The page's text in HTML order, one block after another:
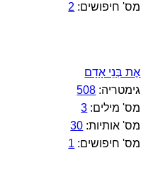
מס' חיפושים: 2
אֶת בְּנֵי אָדָם
גימטריה: 508
מס' מילים: 3
מס' אותיות: 30
מס' חיפושים: 1